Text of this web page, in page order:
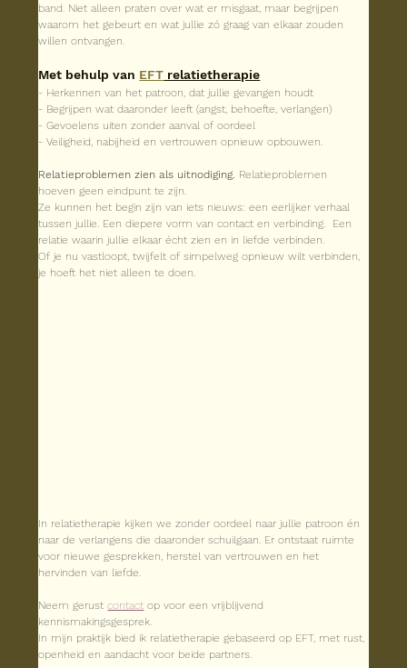
band. Niet alleen praten over wat er misgaat, maar begrijpen
waarom het gebeurt en wat jullie zó graag van elkaar zouden
willen ontvangen.
Met behulp van EFT relatietherapie
- Herkennen van het patroon, dat jullie gevangen houdt
- Begrijpen wat daaronder leeft (angst, behoefte, verlangen)
- Gevoelens uiten zonder aanval of oordeel
- Veiligheid, nabijheid en vertrouwen opnieuw opbouwen.
Relatieproblemen zien als uitnodiging. Relatieproblemen
hoeven geen eindpunt te zijn.
Ze kunnen het begin zijn van iets nieuws: een eerlijker verhaal
tussen jullie. Een diepere vorm van contact en verbinding.  Een
relatie waarin jullie elkaar écht zien en in liefde verbinden.
Of je nu vastloopt, twijfelt of simpelweg opnieuw wilt verbinden,
je hoeft het niet alleen te doen.
In relatietherapie kijken we zonder oordeel naar jullie patroon én
naar de verlangens die daaronder schuilgaan. Er ontstaat ruimte
voor nieuwe gesprekken, herstel van vertrouwen en het
hervinden van liefde.
Neem gerust contact op voor een vrijblijvend
kennismakingsgesprek.
In mijn praktijk bied ik relatietherapie gebaseerd op EFT, met rust,
openheid en aandacht voor beide partners.